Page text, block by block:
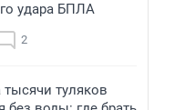
удара БПЛА
2
тысячи туляков